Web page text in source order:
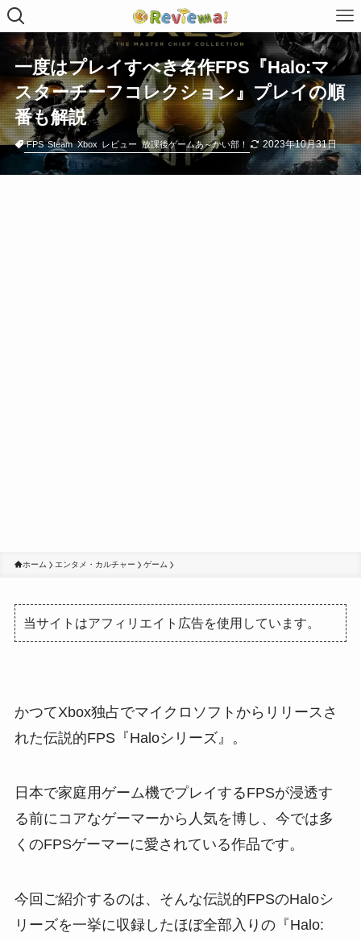
一度はプレイすべき名作FPS『Halo:マ
スターチーフコレクション』プレイの順
番も解説
FPS Steam Xbox レビュー 放課後ゲームあ～かい部！ 2023年10月31日
ホーム エンタメ・カルチャー ゲーム
当サイトはアフィリエイト広告を使用しています。
かつてXbox独占でマイクロソフトからリリースさ
れた伝説的FPS『Haloシリーズ』。
日本で家庭用ゲーム機でプレイするFPSが浸透す
る前にコアなゲーマーから人気を博し、今では多
くのFPSゲーマーに愛されている作品です。
今回ご紹介するのは、そんな伝説的FPSのHaloシ
リーズを一挙に収録したほぼ全部入りの『Halo: